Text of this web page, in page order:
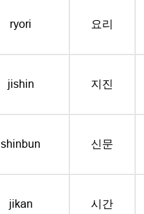
ryori 요리
jishin 지진
shinbun 신문
jikan 시간